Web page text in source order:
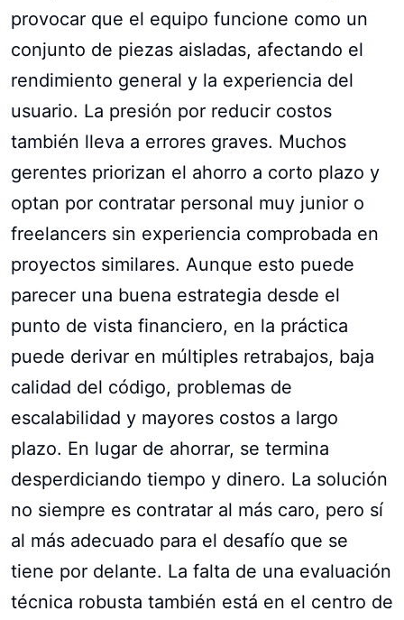
provocar que el equipo funcione como un
conjunto de piezas aisladas, afectando el
rendimiento general y la experiencia del
usuario. La presión por reducir costos
también lleva a errores graves. Muchos
gerentes priorizan el ahorro a corto plazo y
optan por contratar personal muy junior o
freelancers sin experiencia comprobada en
proyectos similares. Aunque esto puede
parecer una buena estrategia desde el
punto de vista financiero, en la práctica
puede derivar en múltiples retrabajos, baja
calidad del código, problemas de
escalabilidad y mayores costos a largo
plazo. En lugar de ahorrar, se termina
desperdiciando tiempo y dinero. La solución
no siempre es contratar al más caro, pero sí
al más adecuado para el desafío que se
tiene por delante. La falta de una evaluación
técnica robusta también está en el centro de